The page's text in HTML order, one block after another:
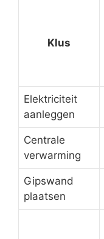
Klus
Elektriciteit
aanleggen
Centrale
verwarming
Gipswand
plaatsen